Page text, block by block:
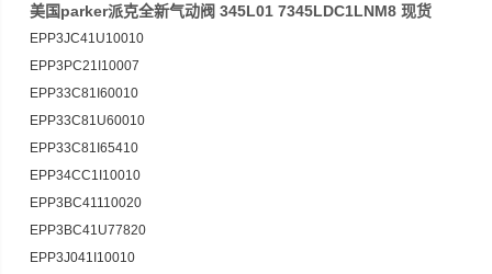
美国parker派克全新气动阀 345L01 7345LDC1LNM8 现货
EPP3JC41U10010
EPP3PC21I10007
EPP33C81I60010
EPP33C81U60010
EPP33C81I65410
EPP34CC1I10010
EPP3BC41110020
EPP3BC41U77820
EPP3J041I10010